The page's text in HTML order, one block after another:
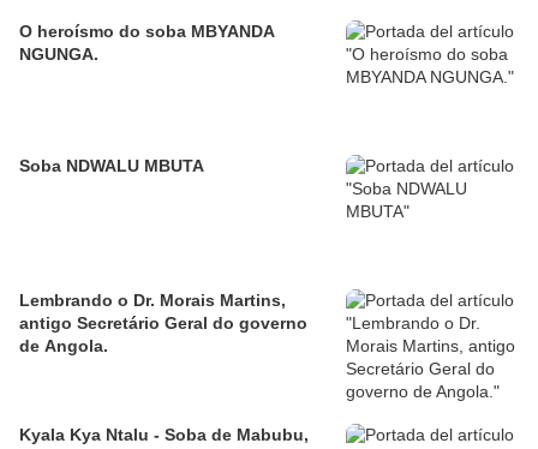
O heroísmo do soba MBYANDA
NGUNGA.
Soba NDWALU MBUTA
Lembrando o Dr. Morais Martins,
antigo Secretário Geral do governo
de Angola.
Kyala Kya Ntalu - Soba de Mabubu,